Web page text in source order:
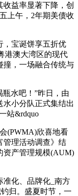
益率显著下降，创
上午，2年期美债收
，宝诞饼享五折优
港澳大湾区的现代
撞，一场融合传统与
水吧！”昨日，由
小分队正式集结出
站&rdquo
(PWMA)欣喜地看
管理活动调查》结
资产管理规模(AUM)
准化、品牌化_南方
归。盛夏时节，一